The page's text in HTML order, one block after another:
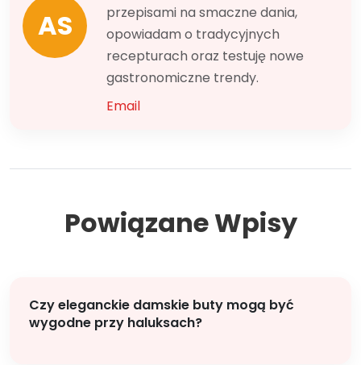
AS
przepisami na smaczne dania,
opowiadam o tradycyjnych
recepturach oraz testuję nowe
gastronomiczne trendy.
Email
Powiązane Wpisy
Czy eleganckie damskie buty mogą być
wygodne przy haluksach?